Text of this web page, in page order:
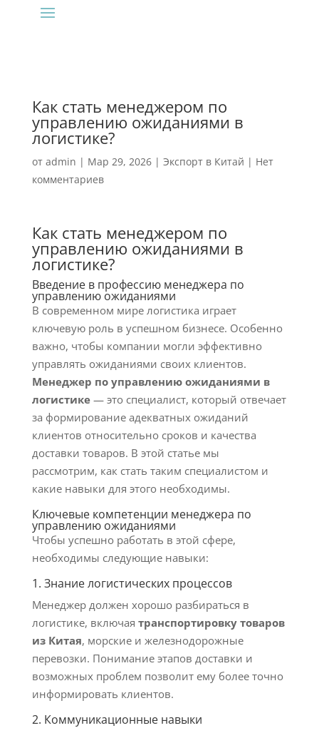
Как стать менеджером по
управлению ожиданиями в
логистике?
от admin | Мар 29, 2026| Экспорт в Китай | Нет
комментариев
Как стать менеджером по
управлению ожиданиями в
логистике?
Введение в профессию менеджера по
управлению ожиданиями
В современном мире логистика играет
ключевую роль в успешном бизнесе. Особенно
важно, чтобы компании могли эффективно
управлять ожиданиями своих клиентов.
Менеджер по управлению ожиданиями в
логистике— это специалист, который отвечает
за формирование адекватных ожиданий
клиентов относительно сроков и качества
доставки товаров. В этой статье мы
рассмотрим, как стать таким специалистом и
какие навыки для этого необходимы.
Ключевые компетенции менеджера по
управлению ожиданиями
Чтобы успешно работать в этой сфере,
необходимы следующие навыки:
1. Знание логистических процессов
Менеджер должен хорошо разбираться в
логистике, включая транспортировку товаров
из Китая, морские и железнодорожные
перевозки. Понимание этапов доставки и
возможных проблем позволит ему более точно
информировать клиентов.
2. Коммуникационные навыки